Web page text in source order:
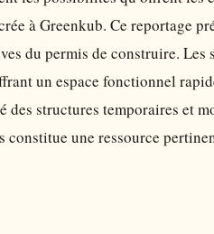
à Greenkub. Ce reportage
du permis de construire.
un espace fonctionnel
des structures temporaires et
constitue une ressource